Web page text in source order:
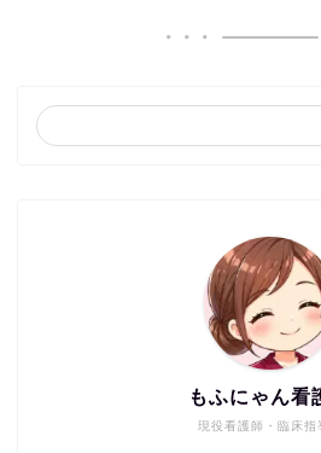
現役看護師・臨床指
もふにゃん看